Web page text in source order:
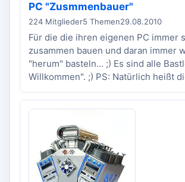
PC "Zusmmenbauer"
224 Mitglieder5 Themen29.08.2010
Für die die ihren eigenen PC immer
zusammen bauen und daran immer
"herum" basteln... ;) Es sind alle
Willkommen". ;) PS: Natürlich heißt